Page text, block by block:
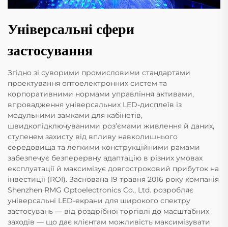
Універсальні сфери
застосування
Згідно зі суворими промисловими стандартами
проектування оптоелектронних систем та
корпоративними нормами управління активами,
впровадження універсальних LED-дисплеїв із
модульними замками для кабінетів,
швидкопідключуваними роз’ємами живлення й даних,
ступенем захисту від впливу навколишнього
середовища та легкими конструкційними рамами
забезпечує безперервну адаптацію в різних умовах
експлуатації й максимізує довгостроковий прибуток на
інвестиції (ROI). Заснована 19 травня 2016 року компанія
Shenzhen RMG Optoelectronics Co., Ltd. розробляє
універсальні LED-екрани для широкого спектру
застосувань — від роздрібної торгівлі до масштабних
заходів — що дає клієнтам можливість максимізувати